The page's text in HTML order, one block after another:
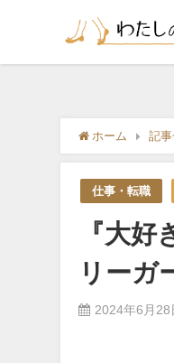
ホーム 記事
仕事・転職
『大
リーガ
2024年6月28